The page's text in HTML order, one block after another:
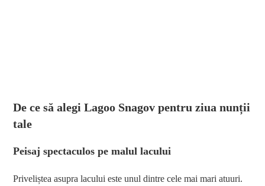
De ce să alegi Lagoo Snagov pentru ziua nunții
tale
Peisaj spectaculos pe malul lacului
Priveliștea asupra lacului este unul dintre cele mai mari atuuri.